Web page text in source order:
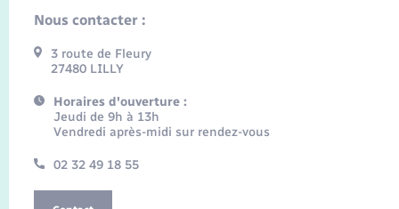
Nous contacter :
3 route de Fleury
27480 LILLY
Horaires d'ouverture :
Jeudi de 9h à 13h
Vendredi après-midi sur rendez-vous
02 32 49 18 55